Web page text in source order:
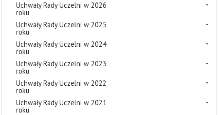
Uchwały Rady Uczelni w 2026
roku
Uchwały Rady Uczelni w 2025
roku
Uchwały Rady Uczelni w 2024
roku
Uchwały Rady Uczelni w 2023
roku
Uchwały Rady Uczelni w 2022
roku
Uchwały Rady Uczelni w 2021
roku